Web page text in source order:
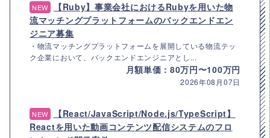
NEW
【Ruby】事業会社におけるRubyを用いた物
流マッチングプラットフォームのバックエンドエン
ジニア募集
・物流マッチングプラットフォームを展開している物流テッ
ク企業において、バックエンドエンジニアとし...
月額単価：80万円〜100万円
2026年08月07日
NEW
【React/JavaScript/Node.js/TypeScript】
Reactを用いた動画コンテンツ配信システムのフロ